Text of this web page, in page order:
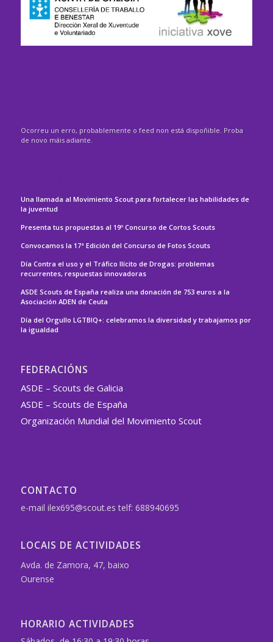
Ocorreu un erro, probablemente o feed non está dispoñible. Proba
de novo máis adiante.
Una llamada al Movimiento Scout para fortalecer las habilidades de
la juventud
Presenta tus propuestas al 19º Concurso de Cortos Scouts
Convocamos la 17ª Edición del Concurso de Fotos Scouts
Día Contra el uso y el Tráfico Ilícito de Drogas: problemas
recurrentes, respuestas innovadoras
ASDE Scouts de España realiza una donación de 753 euros a la
Asociación ADEN de Ceuta
Día del Orgullo LGTBIQ+: celebramos la diversidad y trabajamos por
la igualdad
FEDERACIÓNS
ASDE – Scouts de Galicia
ASDE – Scouts de España
Organización Mundial del Movimiento Scout
CONTACTO
e-mail ilex695@scout.es telf: 688940695
LOCAIS DE ACTIVIDADES
Avda. de Zamora, 47, baixo
Ourense
HORARIO ACTIVIDADES